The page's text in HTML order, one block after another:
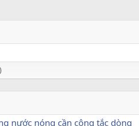
nước nóng cần công tắc dòng